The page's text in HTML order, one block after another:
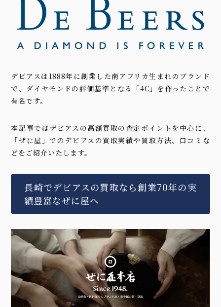
デビアスは1888年に創業した南アフリカ生まれのブランド
で、ダイヤモンドの評価基準となる「4C」を作ったことで
有名です。
本記事ではデビアスの高額買取の査定ポイントを中心に、
「ぜに屋」でのデビアスの買取実績や買取方法、口コミな
どをご紹介いたします。
長崎でデビアスの買取なら創業70年の実
績豊富なぜに屋へ